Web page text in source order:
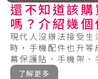
還不知道該
嗎？介紹幾個
品
現代人沒辦法接受生
時，手機配件也升等
幕保護貼、手機架、
在眾.....
了解更多